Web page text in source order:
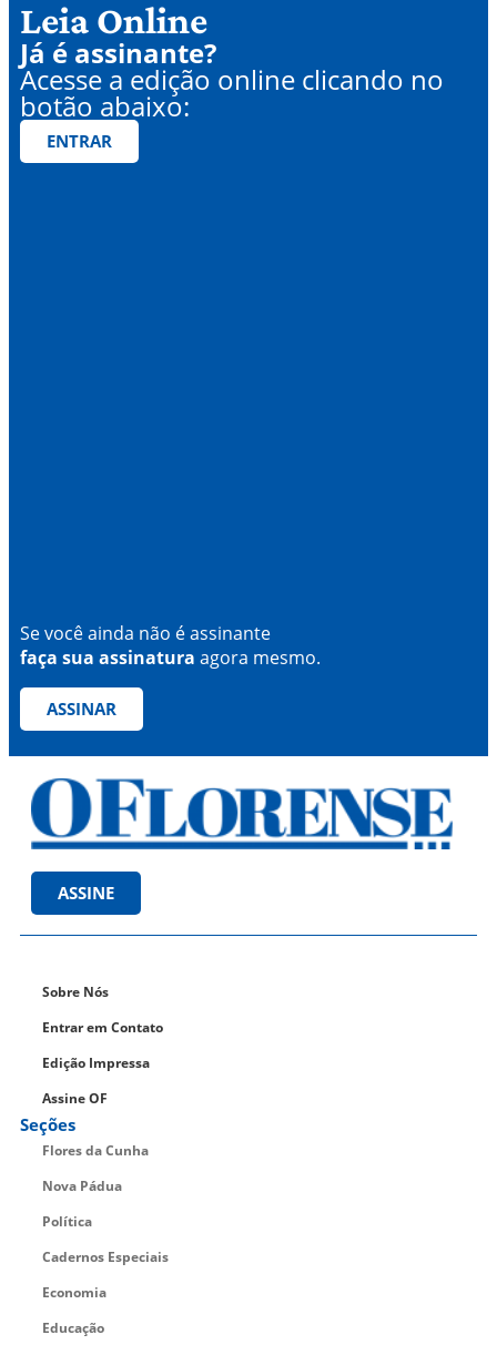
Leia Online
Já é assinante?
Acesse a edição online clicando no
botão abaixo:
ENTRAR
Se você ainda não é assinante
faça sua assinatura agora mesmo.
ASSINAR
ASSINE
Sobre Nós
Entrar em Contato
Edição Impressa
Assine OF
Seções
Flores da Cunha
Nova Pádua
Política
Cadernos Especiais
Economia
Educação